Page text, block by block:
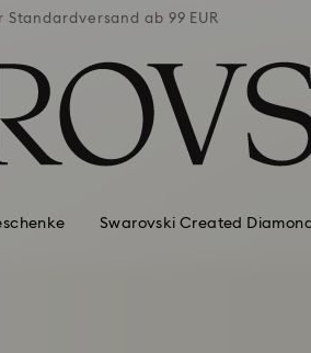
Standardversand ab 99 EUR
Swarovski Created